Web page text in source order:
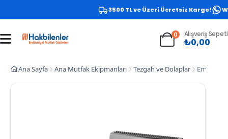
3500 TL ve Üzeri Ücretsiz Kargo!
0 Alışveriş Sepeti
₺0,00
Ana Sayfa Ana Mutfak Ekipmanları Tezgah ve Dolaplar Empero